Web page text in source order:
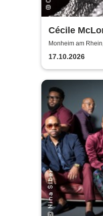
Cécile
Snap -
Monheim am
17.10.2026